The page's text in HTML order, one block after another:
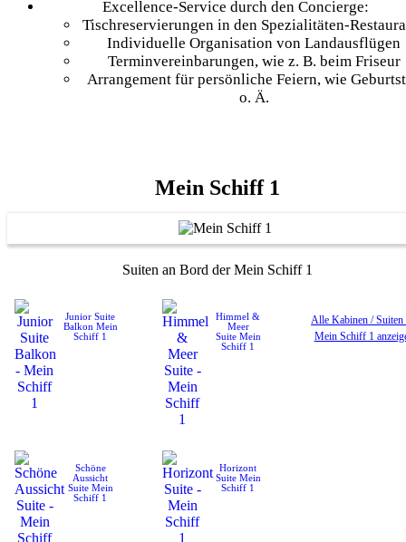
Excellence-Service durch den Concierge:
Tischreservierungen in den Spezialitäten-
Individuelle Organisation von Landausflügen
Terminvereinbarungen, wie z. B. beim Friseur
Arrangement für persönliche Feiern, wie
o. Ä.
Mein Schiff 1
Suiten an Bord der Mein Schiff 1
Junior Suite
Balkon Mein
Schiff 1
Himmel &
Meer
SuiteMein
Schiff 1
Schöne
Aussicht
SuiteMein
Schiff 1
Horizont
SuiteMein
Schiff 1
Alle Kabinen / Suiten
Mein Schiff 1